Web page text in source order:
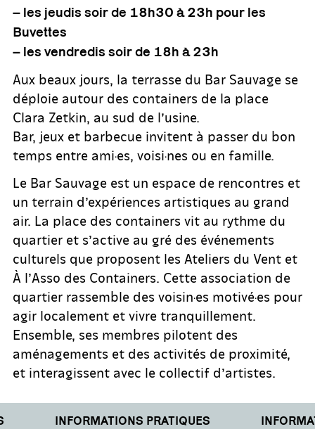
– les jeudis soir de 18h30 à 23h pour les
Buvettes
– les vendredis soir de 18h à 23h
Aux beaux jours, la terrasse du Bar Sauvage se
déploie autour des containers de la place
Clara Zetkin, au sud de l’usine.
Bar, jeux et barbecue invitent à passer du bon
temps entre ami·es, voisi·nes ou en famille.
Le Bar Sauvage est un espace de rencontres et
un terrain d’expériences artistiques au grand
air. La place des containers vit au rythme du
quartier et s’active au gré des événements
culturels que proposent les Ateliers du Vent et
À l’Asso des Containers. Cette association de
quartier rassemble des voisin·es motivé·es pour
agir localement et vivre tranquillement.
Ensemble, ses membres pilotent des
aménagements et des activités de proximité,
et interagissent avec le collectif d’artistes.
INFORMATIONS PRATIQUES